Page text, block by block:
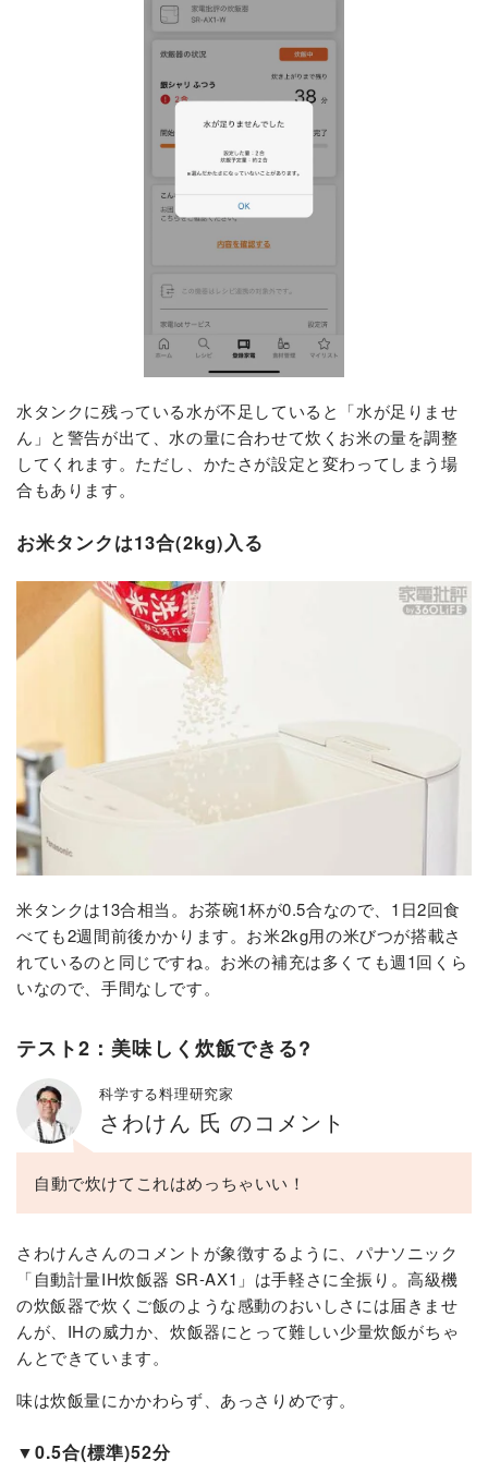
水タンクに残っている水が不足していると「水が足りませ
ん」と警告が出て、水の量に合わせて炊くお米の量を調整
してくれます。ただし、かたさが設定と変わってしまう場
合もあります。
お米タンクは13合(2kg)入る
米タンクは13合相当。お茶碗1杯が0.5合なので、1日2回食
べても2週間前後かかります。お米2kg用の米びつが搭載さ
れているのと同じですね。お米の補充は多くても週1回くら
いなので、手間なしです。
テスト2：美味しく炊飯できる?
科学する料理研究家
さわけん 氏 のコメント
自動で炊けてこれはめっちゃいい！
さわけんさんのコメントが象徴するように、パナソニック
「自動計量IH炊飯器 SR-AX1」は手軽さに全振り。高級機
の炊飯器で炊くご飯のような感動のおいしさには届きませ
んが、IHの威力か、炊飯器にとって難しい少量炊飯がちゃ
んとできています。
味は炊飯量にかかわらず、あっさりめです。
▼0.5合(標準)52分